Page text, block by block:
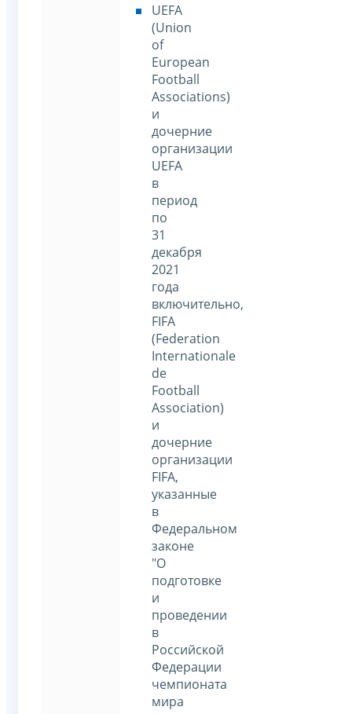
UEFA
(Union
of
European
Football
Associations)
и
дочерние
организации
UEFA
в
период
по
31
декабря
2021
года
включительно,
FIFA
(Federation
Internationale
de
Football
Association)
и
дочерние
организации
FIFA,
указанные
в
Федеральном
законе
"О
подготовке
и
проведении
в
Российской
Федерации
чемпионата
мира